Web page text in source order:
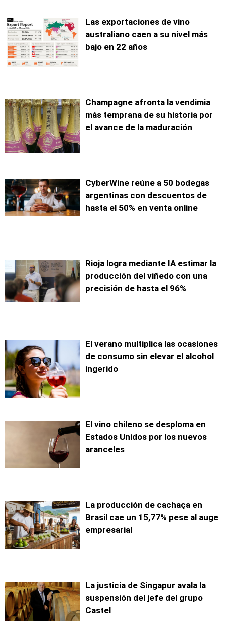
Las exportaciones de vino
australiano caen a su nivel más
bajo en 22 años
Champagne afronta la vendimia
más temprana de su historia por
el avance de la maduración
CyberWine reúne a 50 bodegas
argentinas con descuentos de
hasta el 50% en venta online
Rioja logra mediante IA estimar la
producción del viñedo con una
precisión de hasta el 96%
El verano multiplica las ocasiones
de consumo sin elevar el alcohol
ingerido
El vino chileno se desploma en
Estados Unidos por los nuevos
aranceles
La producción de cachaça en
Brasil cae un 15,77% pese al auge
empresarial
La justicia de Singapur avala la
suspensión del jefe del grupo
Castel